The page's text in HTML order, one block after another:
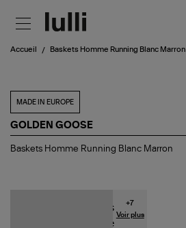
Accueil Baskets Homme Running Blanc Marron
MADE IN EUROPE
GOLDEN GOOSE
Baskets
Baskets Homme Running Blanc Marron
+7
Voir plus